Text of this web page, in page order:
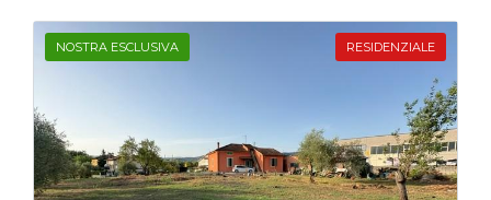
NOSTRA ESCLUSIVA RESIDENZIALE